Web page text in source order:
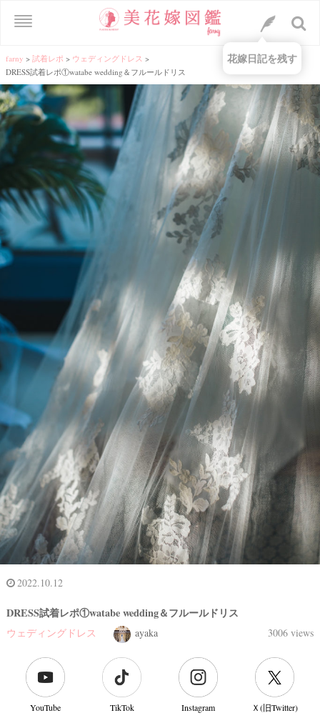
farny > 試着レポ > ウェディングドレス >
DRESS試着レポ①watabe wedding＆フルールドリス
2022.10.12
DRESS試着レポ①watabe wedding＆フルールドリス
ウェディングドレス ayaka 3006 views
YouTube TikTok Instagram Ｘ(旧Twitter)
花嫁日記を残す
結